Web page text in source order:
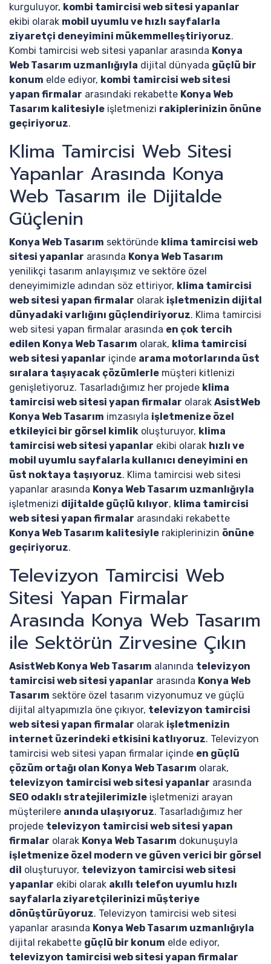
kurguluyor, kombi tamircisi web sitesi yapanlar
ekibi olarak mobil uyumlu ve hızlı sayfalarla
ziyaretçi deneyimini mükemmelleştiriyoruz.
Kombi tamircisi web sitesi yapanlar arasında Konya
Web Tasarım uzmanlığıyla dijital dünyada güçlü bir
konum elde ediyor, kombi tamircisi web sitesi
yapan firmalar arasındaki rekabette Konya Web
Tasarım kalitesiyle işletmenizi rakiplerinizin önüne
geçiriyoruz.
Klima Tamircisi Web Sitesi
Yapanlar Arasında Konya
Web Tasarım ile Dijitalde
Güçlenin
Konya Web Tasarım sektöründe klima tamircisi web
sitesi yapanlar arasında Konya Web Tasarım
yenilikçi tasarım anlayışımız ve sektöre özel
deneyimimizle adından söz ettiriyor, klima tamircisi
web sitesi yapan firmalar olarak işletmenizin dijital
dünyadaki varlığını güçlendiriyoruz. Klima tamircisi
web sitesi yapan firmalar arasında en çok tercih
edilen Konya Web Tasarım olarak, klima tamircisi
web sitesi yapanlar içinde arama motorlarında üst
sıralara taşıyacak çözümlerle müşteri kitlenizi
genişletiyoruz. Tasarladığımız her projede klima
tamircisi web sitesi yapan firmalar olarak AsistWeb
Konya Web Tasarım imzasıyla işletmenize özel
etkileyici bir görsel kimlik oluşturuyor, klima
tamircisi web sitesi yapanlar ekibi olarak hızlı ve
mobil uyumlu sayfalarla kullanıcı deneyimini en
üst noktaya taşıyoruz. Klima tamircisi web sitesi
yapanlar arasında Konya Web Tasarım uzmanlığıyla
işletmenizi dijitalde güçlü kılıyor, klima tamircisi
web sitesi yapan firmalar arasındaki rekabette
Konya Web Tasarım kalitesiyle rakiplerinizin önüne
geçiriyoruz.
Televizyon Tamircisi Web
Sitesi Yapan Firmalar
Arasında Konya Web Tasarım
ile Sektörün Zirvesine Çıkın
AsistWeb Konya Web Tasarım alanında televizyon
tamircisi web sitesi yapanlar arasında Konya Web
Tasarım sektöre özel tasarım vizyonumuz ve güçlü
dijital altyapımızla öne çıkıyor, televizyon tamircisi
web sitesi yapan firmalar olarak işletmenizin
internet üzerindeki etkisini katlıyoruz. Televizyon
tamircisi web sitesi yapan firmalar içinde en güçlü
çözüm ortağı olan Konya Web Tasarım olarak,
televizyon tamircisi web sitesi yapanlar arasında
SEO odaklı stratejilerimizle işletmenizi arayan
müşterilere anında ulaşıyoruz. Tasarladığımız her
projede televizyon tamircisi web sitesi yapan
firmalar olarak Konya Web Tasarım dokunuşuyla
işletmenize özel modern ve güven verici bir görsel
dil oluşturuyor, televizyon tamircisi web sitesi
yapanlar ekibi olarak akıllı telefon uyumlu hızlı
sayfalarla ziyaretçilerinizi müşteriye
dönüştürüyoruz. Televizyon tamircisi web sitesi
yapanlar arasında Konya Web Tasarım uzmanlığıyla
dijital rekabette güçlü bir konum elde ediyor,
televizyon tamircisi web sitesi yapan firmalar